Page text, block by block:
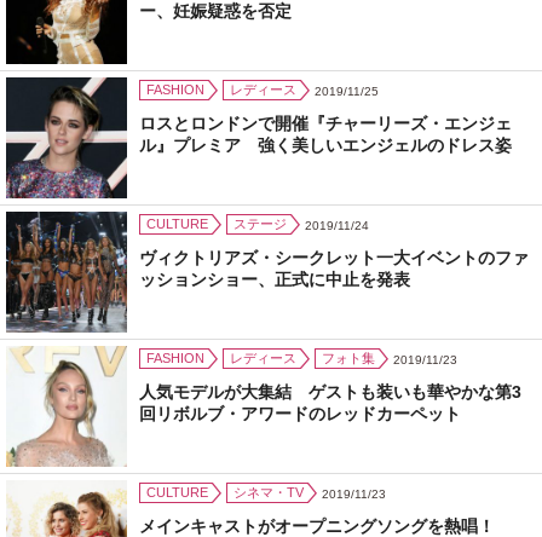
ー、妊娠疑惑を否定
FASHION レディース 2019/11/25
ロスとロンドンで開催『チャーリーズ・エンジェ
ル』プレミア 強く美しいエンジェルのドレス姿
CULTURE ステージ 2019/11/24
ヴィクトリアズ・シークレット一大イベントのファ
ッションショー、正式に中止を発表
FASHION レディース フォト集 2019/11/23
人気モデルが大集結 ゲストも装いも華やかな第3
回リボルブ・アワードのレッドカーペット
CULTURE シネマ・TV 2019/11/23
メインキャストがオープニングソングを熱唱！